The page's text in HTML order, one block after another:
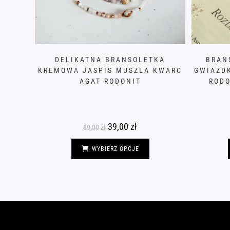
DELIKATNA BRANSOLETKA
KREMOWA JASPIS MUSZLA KWARC
AGAT RODONIT
89,00zł Pierwotna
cena
wynosiła:
89,00 zł.
39,00 zł
wynosi:
39,00 zł.
WYBIERZ OPCJE
Ten